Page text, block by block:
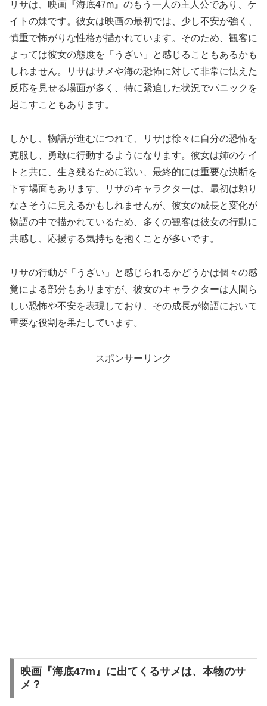
リサは、映画『海底47m』のもう一人の主人公であり、ケ
イトの妹です。彼女は映画の最初では、少し不安が強く、
慎重で怖がりな性格が描かれています。そのため、観客に
よっては彼女の態度を「うざい」と感じることもあるかも
しれません。リサはサメや海の恐怖に対して非常に怯えた
反応を見せる場面が多く、特に緊迫した状況でパニックを
起こすこともあります。
しかし、物語が進むにつれて、リサは徐々に自分の恐怖を
克服し、勇敢に行動するようになります。彼女は姉のケイ
トと共に、生き残るために戦い、最終的には重要な決断を
下す場面もあります。リサのキャラクターは、最初は頼り
なさそうに見えるかもしれませんが、彼女の成長と変化が
物語の中で描かれているため、多くの観客は彼女の行動に
共感し、応援する気持ちを抱くことが多いです。
リサの行動が「うざい」と感じられるかどうかは個々の感
覚による部分もありますが、彼女のキャラクターは人間ら
しい恐怖や不安を表現しており、その成長が物語において
重要な役割を果たしています。
スポンサーリンク
映画『海底47m』に出てくるサメは、本物のサ
メ？